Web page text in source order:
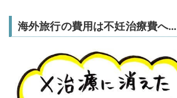
海外旅行の費用は不妊治療費へ…